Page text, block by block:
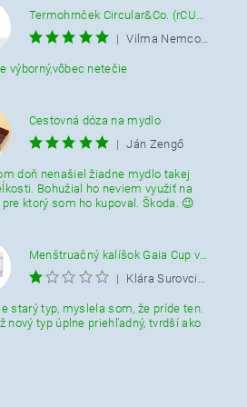
|
Vilma Nemcová
výborný,vôbec netečie
Cestovná dóza na mydlo
|
Ján Zengő
doň nenašiel žiadne mydlo takej
Bohužial ho neviem využiť na
ktorý som ho kupoval. Škoda. 😉
|
Klára Surovcikova
starý typ, myslela som, že príde ten.
nový typ úplne priehľadný, tvrdší ako